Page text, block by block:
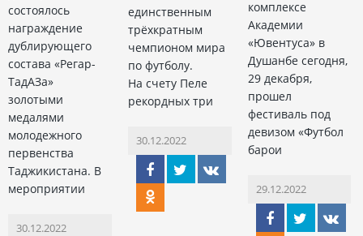
состоялось
награждение
дублирующего
состава «Регар-
ТадАЗа»
золотыми
медалями
молодежного
первенства
Таджикистана. В
мероприятии
30.12.2022
единственным
трёхкратным
чемпионом мира
по футболу.
На счету Пеле
рекордных три
30.12.2022
комплексе
Академии
«Ювентуса» в
Душанбе сегодня,
29 декабря,
прошел
фестиваль под
девизом «Футбол
барои
29.12.2022